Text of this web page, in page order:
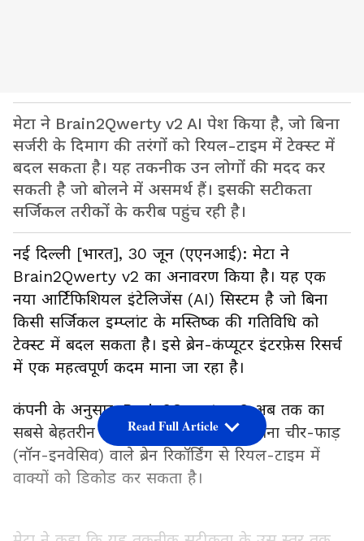
मेटा ने Brain2Qwerty v2 AI पेश किया है, जो बिना
सर्जरी के दिमाग की तरंगों को रियल-टाइम में टेक्स्ट में
बदल सकता है। यह तकनीक उन लोगों की मदद कर
सकती है जो बोलने में असमर्थ हैं। इसकी सटीकता
सर्जिकल तरीकों के करीब पहुंच रही है।
नई दिल्ली [भारत], 30 जून (एएनआई): मेटा ने
Brain2Qwerty v2 का अनावरण किया है। यह एक
नया आर्टिफिशियल इंटेलिजेंस (AI) सिस्टम है जो बिना
किसी सर्जिकल इम्प्लांट के मस्तिष्क की गतिविधि को
टेक्स्ट में बदल सकता है। इसे ब्रेन-कंप्यूटर इंटरफ़ेस रिसर्च
में एक महत्वपूर्ण कदम माना जा रहा है।
कंपनी के अनुसार, Brain2Qwerty v2 अब तक का
सबसे बेहतरीन एंड-टू-एंड सिस्टम है, जो बिना चीर-फाड़
(नॉन-इनवेसिव) वाले ब्रेन रिकॉर्डिंग से रियल-टाइम में
वाक्यों को डिकोड कर सकता है।
Read Full Article